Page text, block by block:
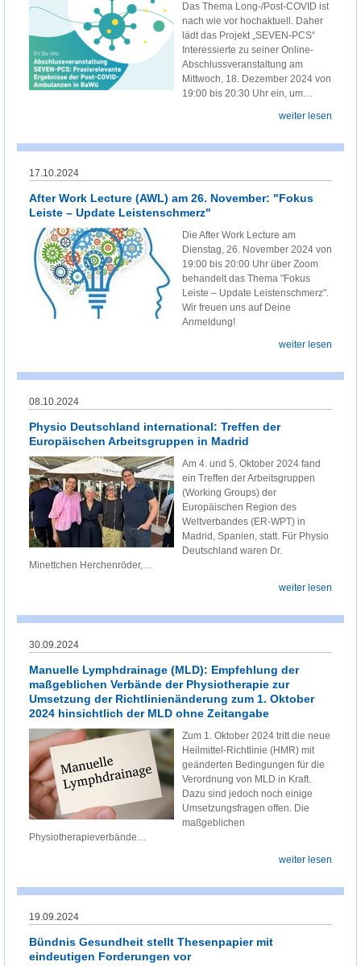
Das Thema Long-/Post-COVID ist
nach wie vor hochaktuell. Daher
lädt das Projekt „SEVEN-PCS“
Interessierte zu seiner Online-
Abschlussveranstaltung am
Mittwoch, 18. Dezember 2024 von
19:00 bis 20:30 Uhr ein, um…
weiter lesen
17.10.2024
After Work Lecture (AWL) am 26. November: "Fokus
Leiste – Update Leistenschmerz"
Die After Work Lecture am
Dienstag, 26. November 2024 von
19:00 bis 20:00 Uhr über Zoom
behandelt das Thema "Fokus
Leiste – Update Leistenschmerz".
Wir freuen uns auf Deine
Anmeldung!
weiter lesen
08.10.2024
Physio Deutschland international: Treffen der
Europäischen Arbeitsgruppen in Madrid
Am 4. und 5. Oktober 2024 fand
ein Treffen der Arbeitsgruppen
(Working Groups) der
Europäischen Region des
Weltverbandes (ER-WPT) in
Madrid, Spanien, statt. Für Physio
Deutschland waren Dr.
Minettchen Herchenröder,…
weiter lesen
30.09.2024
Manuelle Lymphdrainage (MLD): Empfehlung der
maßgeblichen Verbände der Physiotherapie zur
Umsetzung der Richtlinienänderung zum 1. Oktober
2024 hinsichtlich der MLD ohne Zeitangabe
Zum 1. Oktober 2024 tritt die neue
Heilmittel-Richtlinie (HMR) mit
geänderten Bedingungen für die
Verordnung von MLD in Kraft.
Dazu sind jedoch noch einige
Umsetzungsfragen offen. Die
maßgeblichen
Physiotherapieverbände…
weiter lesen
19.09.2024
Bündnis Gesundheit stellt Thesenpapier mit
eindeutigen Forderungen vor